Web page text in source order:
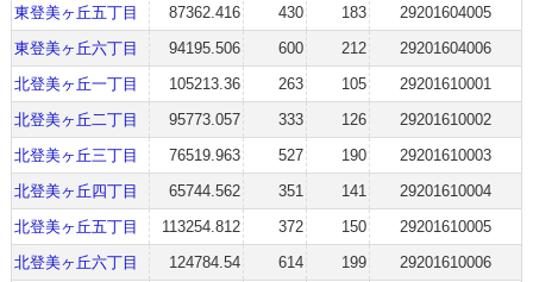
東登美ヶ丘五丁目
87362.416 430 183
29201604005
東登美ヶ丘六丁目
94195.506 600 212
29201604006
北登美ヶ丘一丁目
105213.36 263 105
29201610001
北登美ヶ丘二丁目
95773.057 333 126
29201610002
北登美ヶ丘三丁目
76519.963 527 190
29201610003
北登美ヶ丘四丁目
65744.562 351 141
29201610004
北登美ヶ丘五丁目
113254.812 372 150
29201610005
北登美ヶ丘六丁目
124784.54 614 199
29201610006